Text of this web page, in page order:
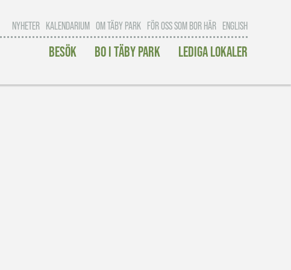
NYHETER KALENDARIUM OM TÄBY PARK FÖR OSS SOM BOR HÄR ENGLISH
BESÖK BO I TÄBY PARK LEDIGA LOKALER